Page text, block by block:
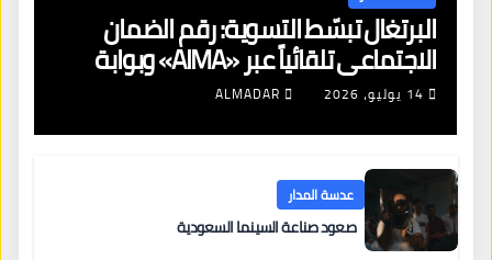
البرتغال تبسّط التسوية: رقم الضمان
الاجتماعي تلقائياً عبر «AIMA» وبوابة
جديدة لتجديد الإقامات
14 يوليو، 2026 ALMADAR
عدسة المدار
صعود صناعة السينما السعودية